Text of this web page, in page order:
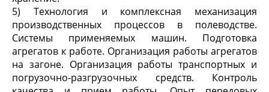
5) Технология и комплексная механизация
производственных процессов в полеводстве.
Системы применяемых машин. Подготовка
агрегатов к работе. Организация работы агрегатов
на загоне. Организация работы транспортных и
погрузочно-разгрузочных средств. Контроль